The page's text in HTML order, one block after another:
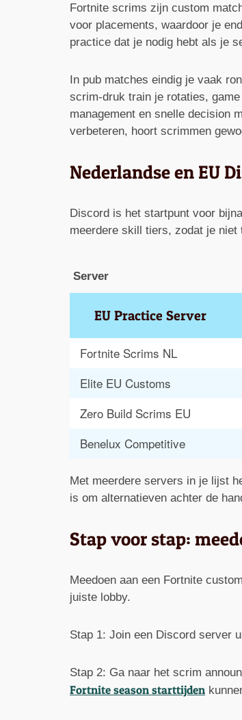
Fortnite scrims zijn custom
voor placements, waardoor je
practice dat je nodig hebt als je
In pub matches eindig je vaak
scrim-druk train je rotaties,
management en snelle decision
verbeteren, hoort scrimmen
Nederlandse en EU
Discord is het startpunt voor
meerdere skill tiers, zodat je
Server
EU Practice Server
Fortnite Scrims NL
Elite EU Customs
Zero Build Scrims EU
Benelux Competitive
Met meerdere servers in je lijst
is om alternatieven achter de
Stap voor stap:
Meedoen aan een Fortnite
juiste lobby.
Stap 1: Join een Discord server
Stap 2: Ga naar het scrim
Fortnite season starttijden